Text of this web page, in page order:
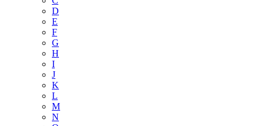
D
E
F
G
H
I
J
K
L
M
N